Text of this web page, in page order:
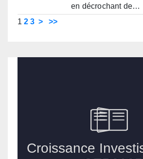
en décrochant de…
1 2 3 > >>